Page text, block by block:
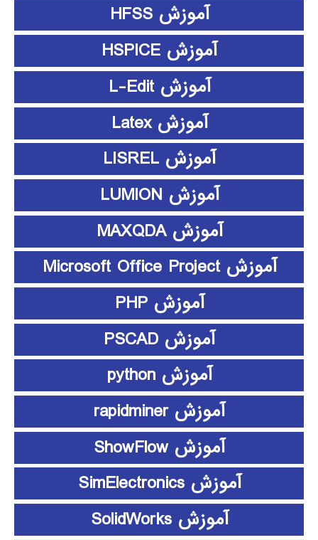
آموزش HFSS
آموزش HSPICE
آموزش L-Edit
آموزش Latex
آموزش LISREL
آموزش LUMION
آموزش MAXQDA
آموزش Microsoft Office Project
آموزش PHP
آموزش PSCAD
آموزش python
آموزش rapidminer
آموزش ShowFlow
آموزش SimElectronics
آموزش SolidWorks